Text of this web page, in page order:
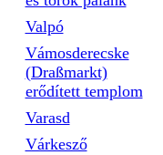
Valpó
Vámosderecske
(Draßmarkt)
erődített templom
Varasd
Várkesző